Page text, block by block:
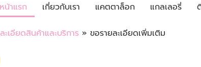
หน้าแรก เกี่ยวกับเรา แคตตาล็อก แกลเลอรี่
ะเอียดสินค้าและบริการ » ขอรายละเอียดเพิ่มเติม